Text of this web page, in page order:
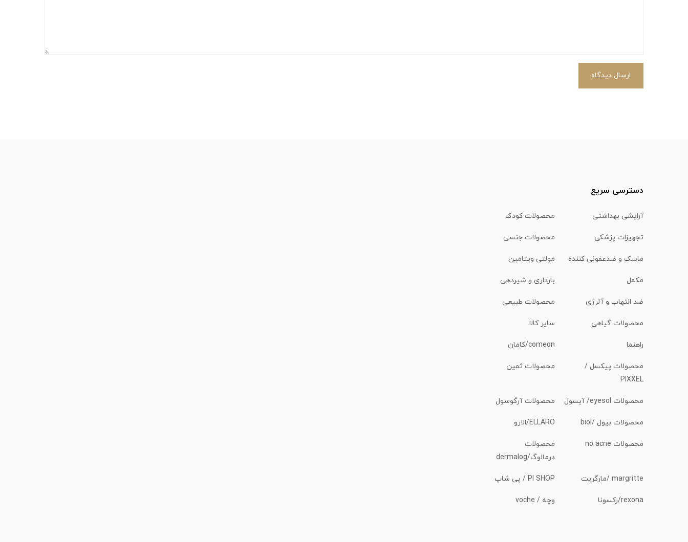
ارسال دیدگاه
دسترسی سریع
آرایشی بهداشتی محصولات کودک
تجهیزات پزشکی محصولات جنسی
ماسک و ضدعفونی کننده مولتی ویتامین
مکمل بارداری و شیردهی
ضد التهاب و آلرژی محصولات طبیعی
محصولات گیاهی سایر کالا
راهنما comeon/کامان
محصولات پیکسل /
PIXXEL
محصولات ثمین
محصولات eyesol/ آیسول محصولات آرگوسول
محصولات بیول /biol ELLARO/الارو
محصولات no acne
محصولات
درمالوگ/dermalog
margritte /مارگریت PI SHOP / پی شاپ
rexona/رکسونا وچه / voche